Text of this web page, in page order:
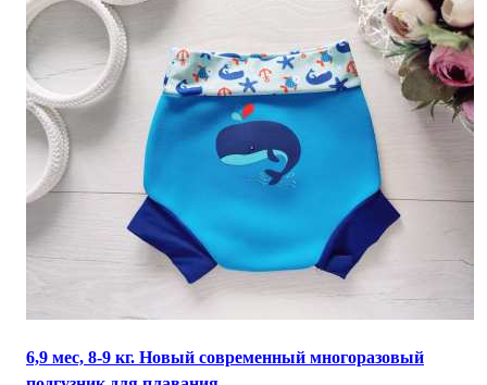
6,9 мес, 8-9 кг. Новый современный многоразовый